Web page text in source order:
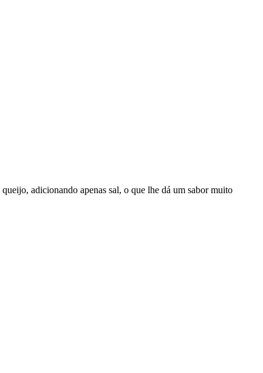
adicionando apenas sal, o que lhe dá um sabor muito